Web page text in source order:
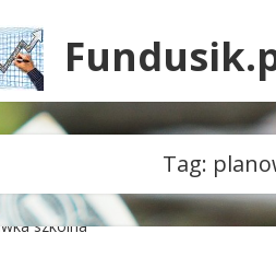
Tag: